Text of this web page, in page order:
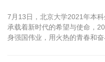
7月13日，北京大学2021年本
承载着新时代的希望与使命，
身强国伟业，用火热的青春和